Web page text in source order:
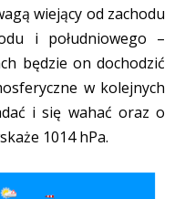
wiejący od zachodu
i południowego –
będzie on dochodzić
w kolejnych
i się wahać oraz o
1014 hPa.